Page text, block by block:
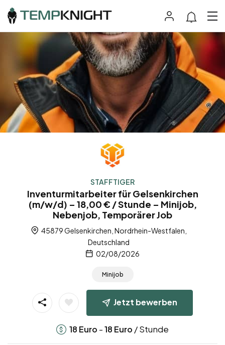
STAFFTIGER
Inventurmitarbeiter für Gelsenkirchen
(m/w/d) – 18,00 € / Stunde – Minijob,
Nebenjob, Temporärer Job
45879 Gelsenkirchen, Nordrhein-Westfalen,
Deutschland
02/08/2026
Minijob
Jetzt bewerben
18 Euro -18 Euro / Stunde